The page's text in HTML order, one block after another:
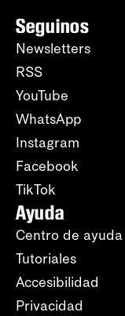
Seguinos
Newsletters
RSS
YouTube
WhatsApp
Instagram
Facebook
TikTok
Ayuda
Centro de ayuda
Tutoriales
Accesibilidad
Privacidad